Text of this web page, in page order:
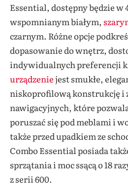
Essential, dostępny będzie w
wspomnianym białym,
czarnym. Różne opcje
dopasowanie do wnętrz,
indywidualnych preferencji
urządzeniejest smukłe,
niskoprofilową konstrukcję i
nawigacyjnych, które
poruszać się pod meblami i
także przed upadkiem ze
Combo Essential posiada
sprzątania i moc ssącą o 18
z serii 600.